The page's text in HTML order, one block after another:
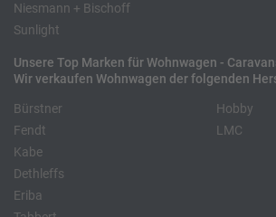
Niesmann + Bischoff
Sunlight
Unsere Top Marken für Wohnwagen -
Wir verkaufen Wohnwagen der folgenden
Bürstner
Fendt
Kabe
Hobby
LMC
Dethleffs
Eriba